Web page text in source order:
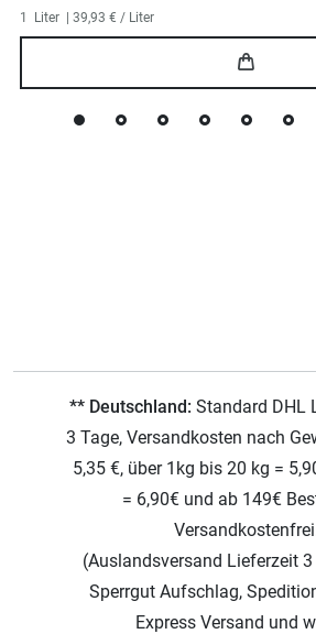
1 Liter | 39,93 € / Liter
** Deutschland: Standard DHL
3 Tage, Versandkosten nach
5,35 €, über 1kg bis 20 kg =
= 6,90€ und ab 149€
(Auslandsversand Lieferzeit
Sperrgut Aufschlag,
Express Versand und